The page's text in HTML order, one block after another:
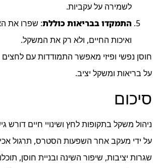
לשמירה על עקביות.
התמקדו בבריאות כוללת: שפרו את
ואיכות החיים, ולא רק את המשקל.
חוסן נפשי ופיזי מאפשר התמודדות עם לחצים
על בריאות ומשקל יציב.
סיכום
ניהול משקל בתקופות לחץ ושינויי חיים דורש
על ידי מעקב אחר השפעות הסטרס, תרגול
שגרות יציבות, שיפור השינה ובניית חוסן,